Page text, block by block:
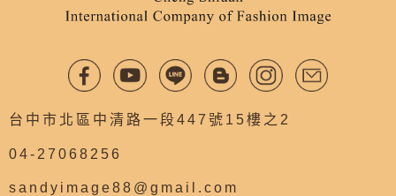
台中市北區中清路一段447號15樓之2
04-27068256
sandyimage88@gmail.com